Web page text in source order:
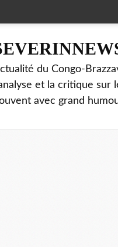
du Congo-
et la critique sur
avec grand